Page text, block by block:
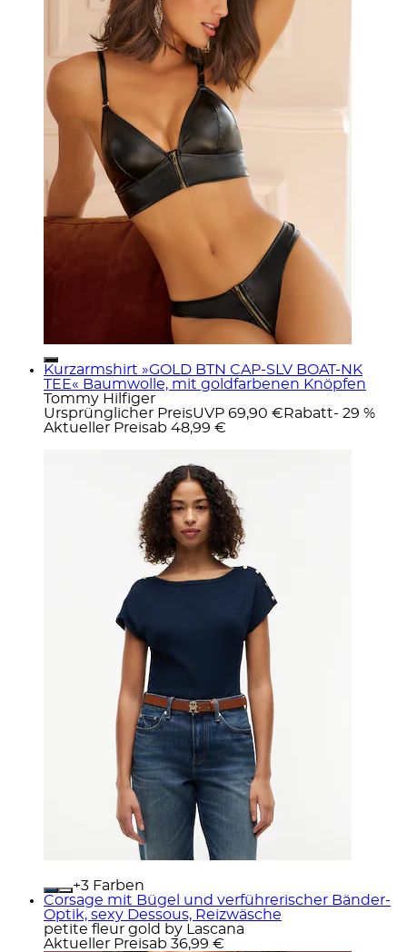
Kurzarmshirt »GOLD BTN CAP-SLV BOAT-NK
TEE« Baumwolle, mit goldfarbenen Knöpfen
Tommy Hilfiger
Ursprünglicher PreisUVP 69,90 € Rabatt- 29 %
Aktueller Preisab 48,99 €
+
Farben
Corsage mit Bügel und verführerischer Bänder-
Optik, sexy Dessous, Reizwäsche
petite fleur gold by Lascana
Aktueller Preisab 36,99 €